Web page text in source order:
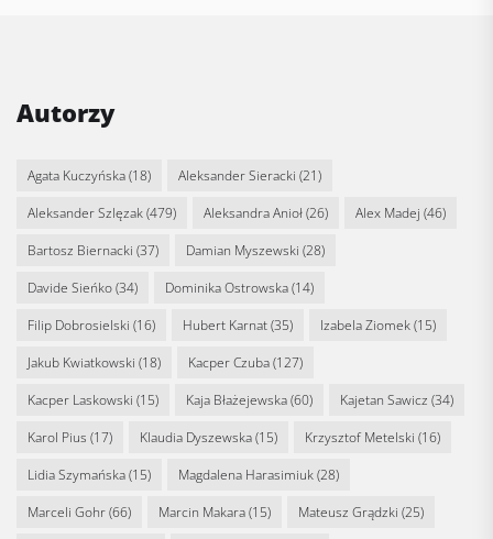
Autorzy
Agata Kuczyńska(18) Aleksander Sieracki (21)
Aleksander Szlęzak(479) Aleksandra Anioł(26) Alex Madej (46)
Bartosz Biernacki (37) Damian Myszewski (28)
Davide Sieńko(34) Dominika Ostrowska(14)
Filip Dobrosielski (16) Hubert Karnat(35) Izabela Ziomek(15)
Jakub Kwiatkowski (18) Kacper Czuba(127)
Kacper Laskowski (15) Kaja Błażejewska(60) Kajetan Sawicz (34)
Karol Pius (17) Klaudia Dyszewska(15) Krzysztof Metelski (16)
Lidia Szymańska(15) Magdalena Harasimiuk(28)
Marceli Gohr(66) Marcin Makara(15) Mateusz Grądzki (25)